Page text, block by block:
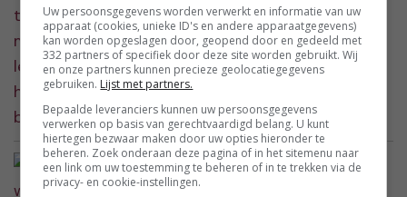
Bernadet: “Moeten we nou wel of geen
nieuwe laptop voor hem kopen?”
Uw persoonsgegevens worden verwerkt en informatie van uw
apparaat (cookies, unieke ID's en andere apparaatgegevens)
kan worden opgeslagen door, geopend door en gedeeld met
332 partners of specifiek door deze site worden gebruikt. Wij
en onze partners kunnen precieze geolocatiegegevens
gebruiken. Lijst met partners.
Bepaalde leveranciers kunnen uw persoonsgegevens
verwerken op basis van gerechtvaardigd belang. U kunt
hiertegen bezwaar maken door uw opties hieronder te
beheren. Zoek onderaan deze pagina of in het sitemenu naar
een link om uw toestemming te beheren of in te trekken via de
privacy- en cookie-instellingen.